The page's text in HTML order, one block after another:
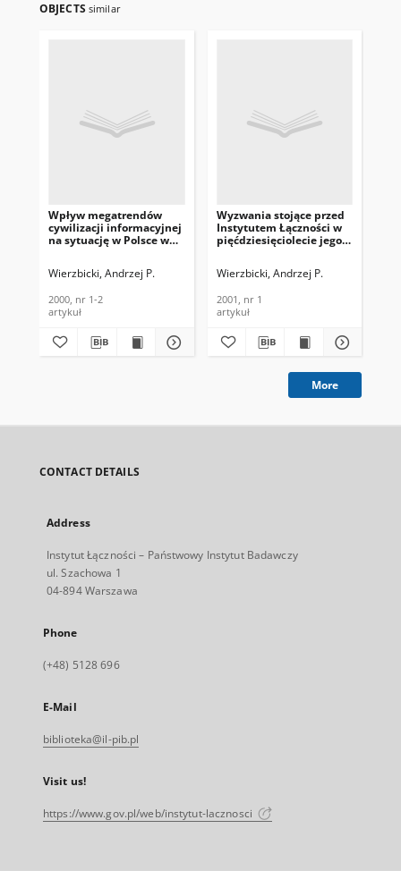
OBJECTS similar
Wpływ megatrendów
cywilizacji informacyjnej
na sytuację w Polsce w
Techniki Informacyjne,
Wierzbicki, Andrzej P.
2000, nr 1-2
artykuł
Wyzwania stojące przed
Instytutem Łączności w
pięćdziesięciolecie jego
Techniki Informacyjne,
Wierzbicki, Andrzej P.
2001, nr 1
artykuł
More
CONTACT DETAILS
Address
Instytut Łączności – Państwowy Instytut Badawczy
ul. Szachowa 1
04-894 Warszawa
Phone
(+48) 5128 696
E-Mail
biblioteka@il-pib.pl
Visit us!
https://www.gov.pl/web/instytut-lacznosci